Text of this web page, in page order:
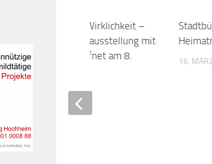
16.
Wahrnehmung und Wirklichkeit –
Landratsamt-Herbstausstellung mit
Begleitprogramm öffnet am 8.
September